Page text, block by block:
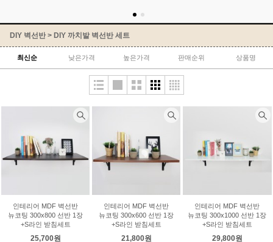
DIY 벽선반 > DIY 까치발 벽선반 세트
최신순 낮은가격 높은가격 판매순위 상품명
인테리어 MDF 벽선반
뉴코팅 300x800 선반 1장
+S라인 받침세트
25,700원
인테리어 MDF 벽선반
뉴코팅 300x600 선반 1장
+S라인 받침세트
21,800원
인테리어 MDF 벽선반
뉴코팅 300x1000 선반 1장
+S라인 받침세트
29,800원